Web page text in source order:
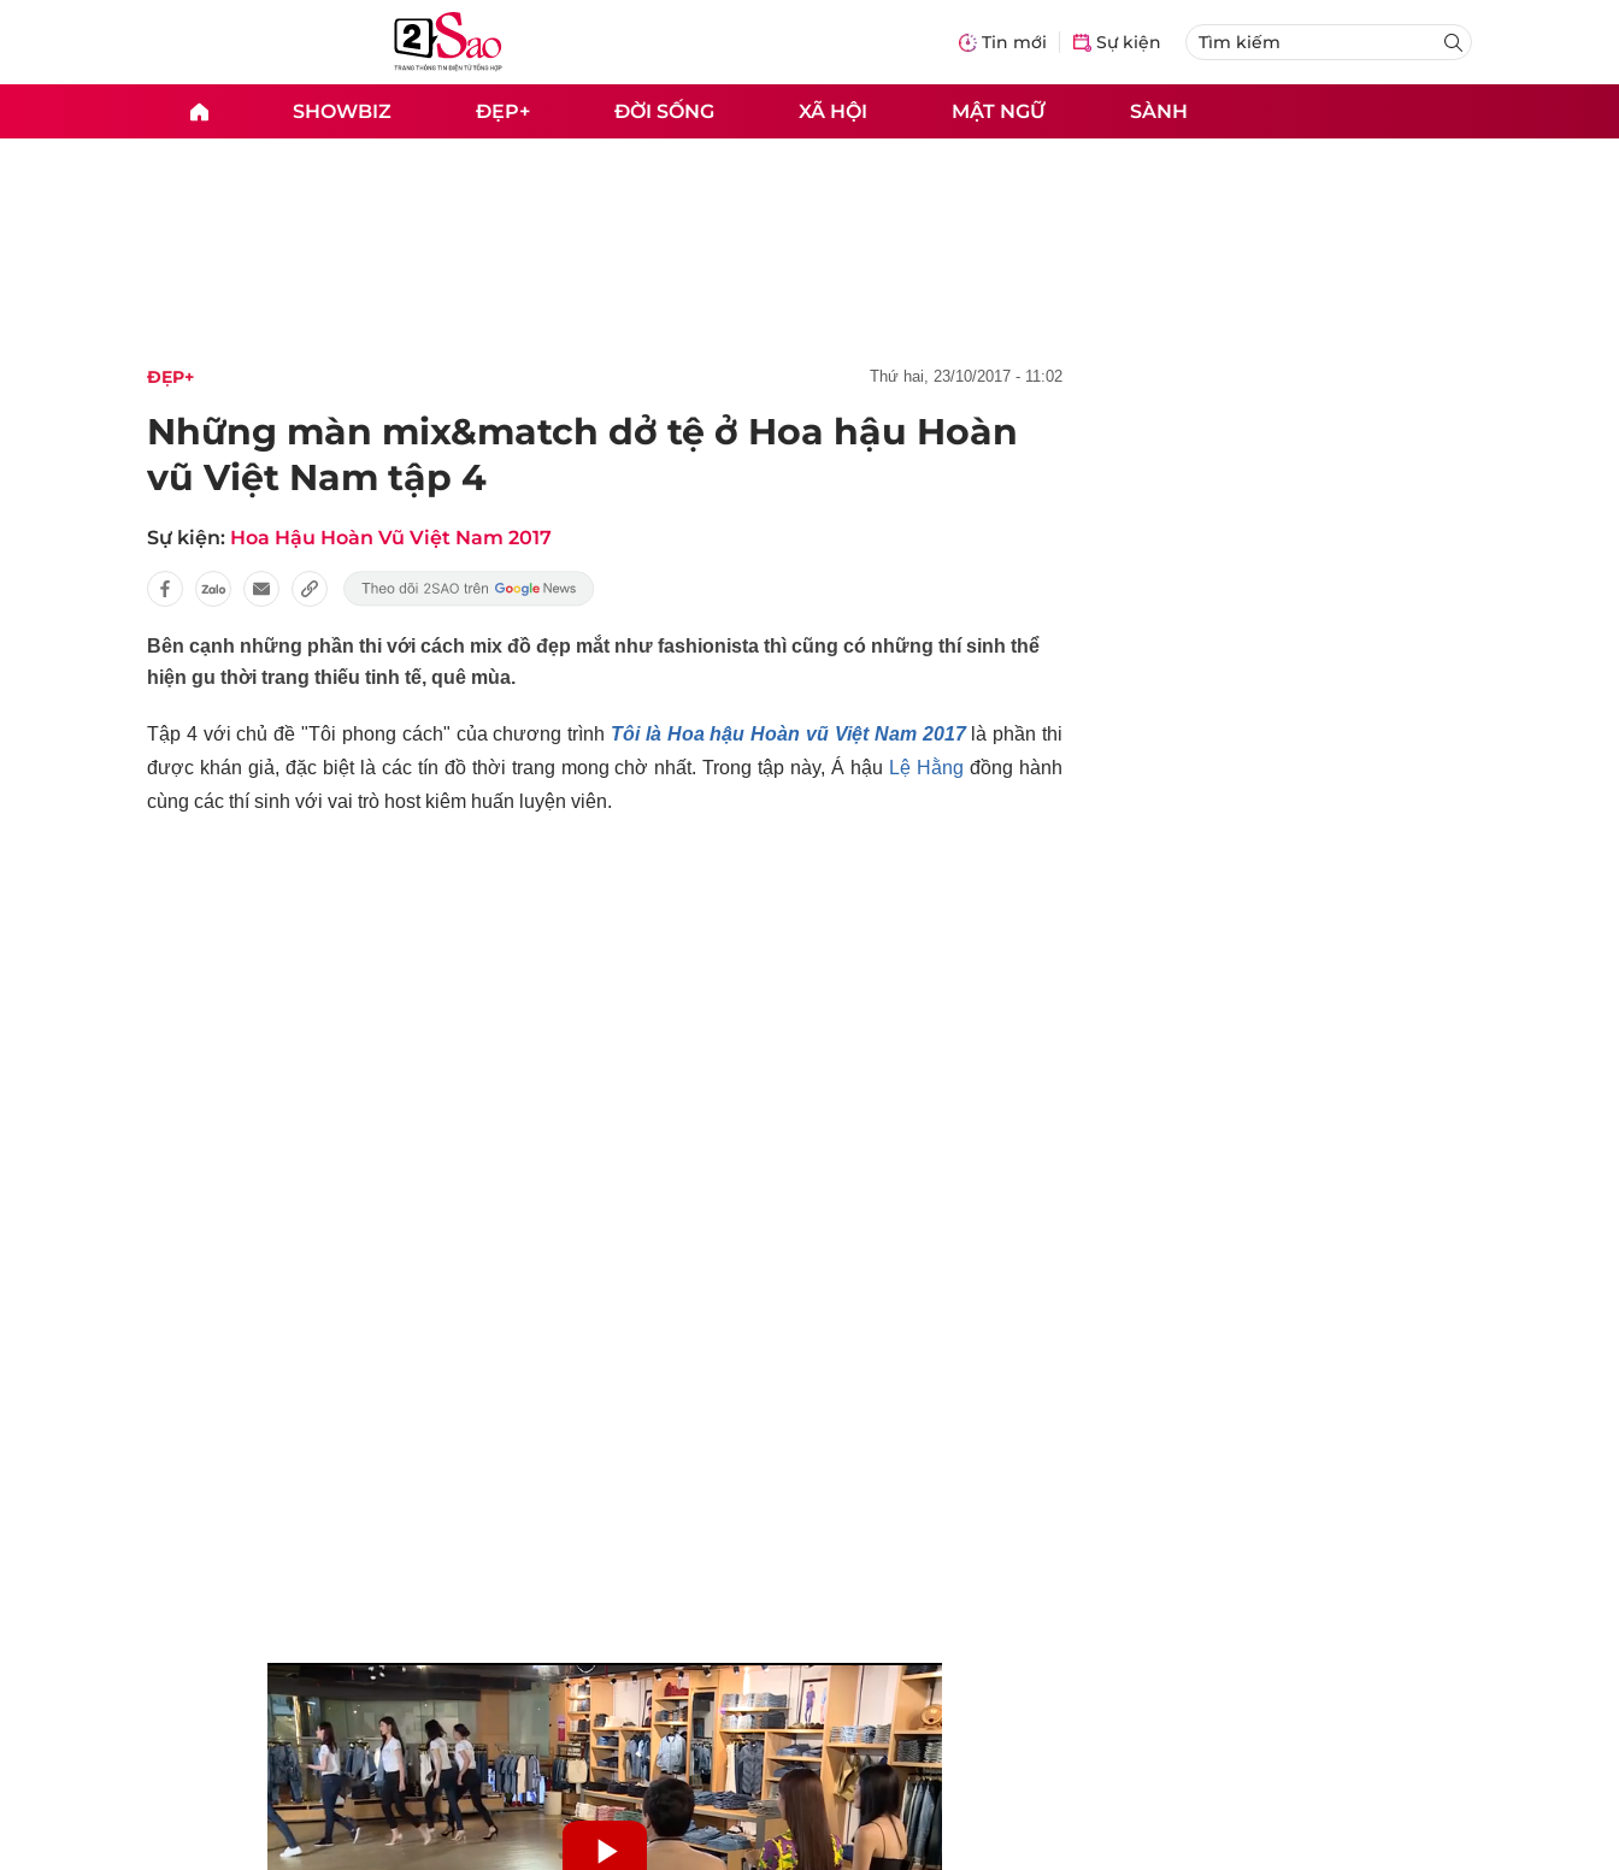
Tin mới Sự kiện
SHOWBIZ ĐẸP+ ĐỜI SỐNG XÃ HỘI MẬT NGỮ SÀNH
ĐẸP+ thứ hai, 23/10/2017 - 11:02
Những màn mix&match dở tệ ở Hoa hậu Hoàn
vũ Việt Nam tập 4
Sự kiện: Hoa Hậu Hoàn Vũ Việt Nam 2017
Bên cạnh những phần thi với cách mix đồ đẹp mắt như fashionista thì cũng có những thí sinh thể
hiện gu thời trang thiếu tinh tế, quê mùa.
Tập 4 với chủ đề "Tôi phong cách" của chương trình Tôi là Hoa hậu Hoàn vũ Việt Nam 2017 là phần thi
được khán giả, đặc biệt là các tín đồ thời trang mong chờ nhất. Trong tập này, Á hậu Lệ Hằng đồng hành
cùng các thí sinh với vai trò host kiêm huấn luyện viên.